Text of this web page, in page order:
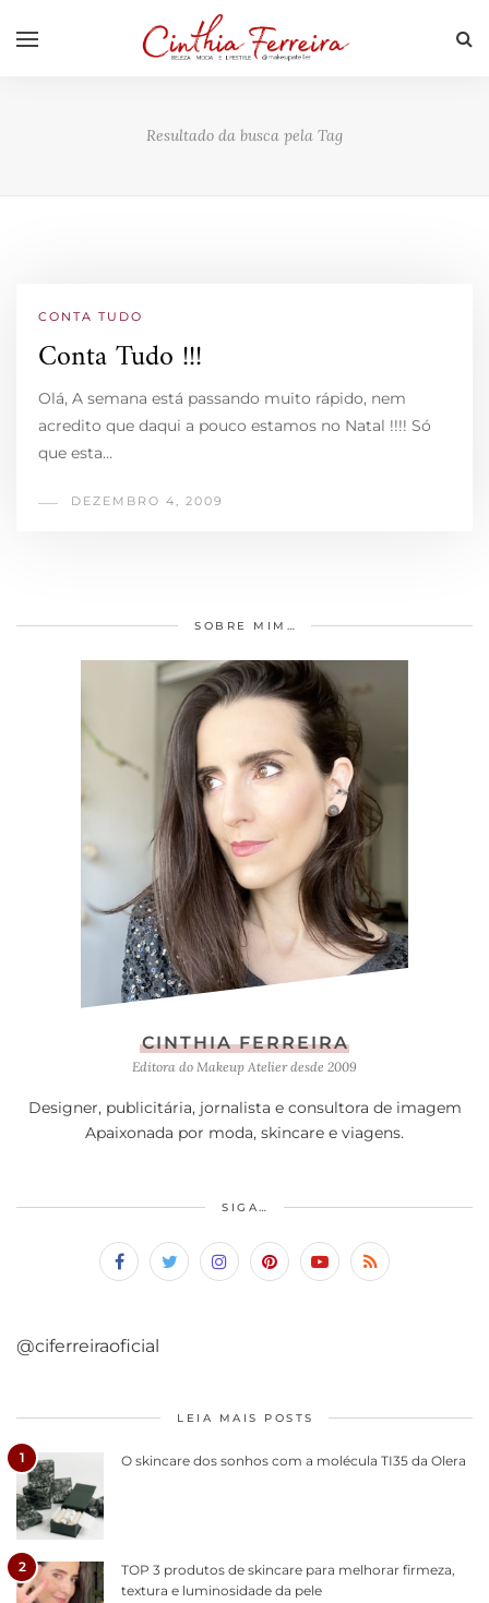
Resultado da busca pela Tag
CONTA TUDO
Conta Tudo !!!
Olá, A semana está passando muito rápido, nem
acredito que daqui a pouco estamos no Natal !!!! Só
que esta…
DEZEMBRO 4, 2009
SOBRE MIM…
CINTHIA FERREIRA
Editora do Makeup Atelier desde 2009
Designer, publicitária, jornalista e consultora de imagem
Apaixonada por moda, skincare e viagens.
SIGA…
@ciferreiraoficial
LEIA MAIS POSTS
1 O skincare dos sonhos com a molécula TI35 da Olera
2
TOP 3 produtos de skincare para melhorar firmeza,
textura e luminosidade da pele